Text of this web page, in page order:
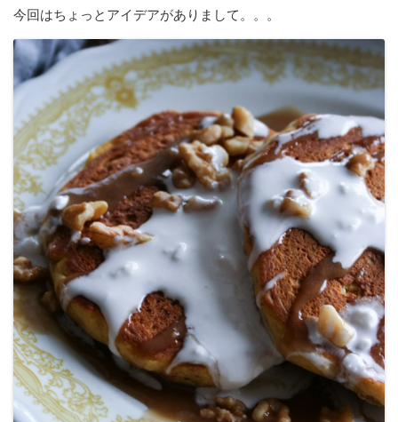
今回はちょっとアイデアがありまして。。。